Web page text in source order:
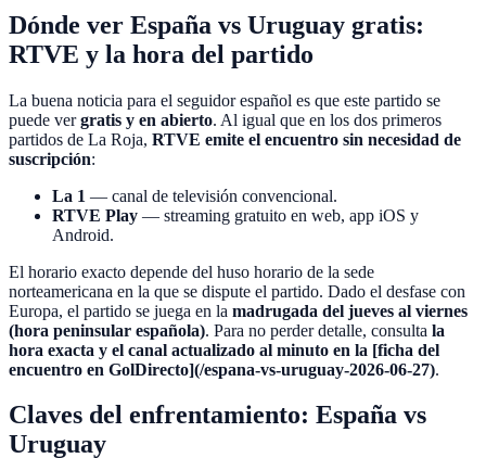
Dónde ver España vs Uruguay gratis:
RTVE y la hora del partido
La buena noticia para el seguidor español es que este partido se
puede vergratis y en abierto. Al igual que en los dos primeros
partidos de La Roja, RTVE emite el encuentro sin necesidad de
suscripción:
La 1 — canal de televisión convencional.
RTVE Play — streaming gratuito en web, app iOS y
Android.
El horario exacto depende del huso horario de la sede
norteamericana en la que se dispute el partido. Dado el desfase con
Europa, el partido se juega en la madrugada del jueves al viernes
(hora peninsular española). Para no perder detalle, consulta la
hora exacta y el canal actualizado al minuto en la [ficha del
encuentro en GolDirecto](/espana-vs-uruguay-2026-06-27).
Claves del enfrentamiento: España vs
Uruguay